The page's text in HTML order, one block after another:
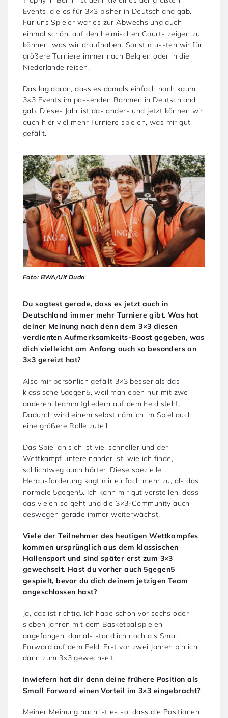
Events, die es für 3×3 bisher in Deutschland gab.
Für uns Spieler war es zur Abwechslung auch
einmal schön, auf den heimischen Courts zeigen zu
können, was wir draufhaben. Sonst mussten wir für
größere Turniere immer nach Belgien oder in die
Niederlande reisen.
Das lag daran, dass es damals einfach noch kaum
3×3 Events im passenden Rahmen in Deutschland
gab. Dieses Jahr ist das anders und jetzt können wir
auch hier viel mehr Turniere spielen, was mir gut
gefällt.
Foto: BWA/Ulf Duda
Du sagtest gerade, dass es jetzt auch in
Deutschland immer mehr Turniere gibt. Was hat
deiner Meinung nach denn dem 3×3 diesen
verdienten Aufmerksamkeits-Boost gegeben, was
dich vielleicht am Anfang auch so besonders an
3×3 gereizt hat?
Also mir persönlich gefällt 3×3 besser als das
klassische 5gegen5, weil man eben nur mit zwei
anderen Teammitgliedern auf dem Feld steht.
Dadurch wird einem selbst nämlich im Spiel auch
eine größere Rolle zuteil.
Das Spiel an sich ist viel schneller und der
Wettkampf untereinander ist, wie ich finde,
schlichtweg auch härter. Diese spezielle
Herausforderung sagt mir einfach mehr zu, als das
normale 5gegen5. Ich kann mir gut vorstellen, dass
das vielen so geht und die 3×3-Community auch
deswegen gerade immer weiterwächst.
Viele der Teilnehmer des heutigen Wettkampfes
kommen ursprünglich aus dem klassischen
Hallensport und sind später erst zum 3×3
gewechselt. Hast du vorher auch 5gegen5
gespielt, bevor du dich deinem jetzigen Team
angeschlossen hast?
Ja, das ist richtig. Ich habe schon vor sechs oder
sieben Jahren mit dem Basketballspielen
angefangen, damals stand ich noch als Small
Forward auf dem Feld. Erst vor zwei Jahren bin ich
dann zum 3×3 gewechselt.
Inwiefern hat dir denn deine frühere Position als
Small Forward einen Vorteil im 3×3 eingebracht?
Meiner Meinung nach ist es so, dass die Positionen